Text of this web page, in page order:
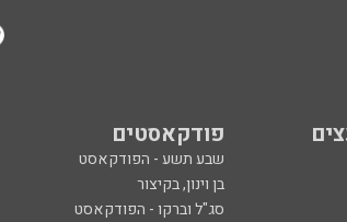
ספורט, בקיצור
שניים עד ארבע, בקיצור
קרסו יוצא לאכול
ככה קמתי